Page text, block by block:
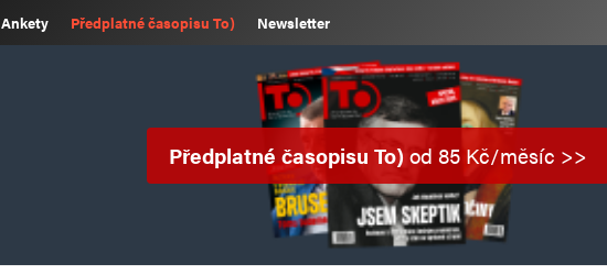
Ankety Předplatné časopisu To) Newsletter
Předplatné časopisu To)od 85 Kč/měsíc >>